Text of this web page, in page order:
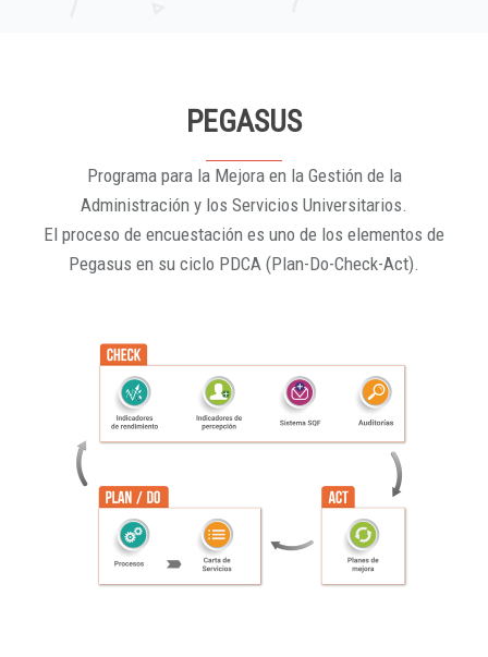
PEGASUS
Programa para la Mejora en la Gestión de la
Administración y los Servicios Universitarios.
El proceso de encuestación es uno de los elementos de
Pegasus en su ciclo PDCA (Plan-Do-Check-Act).